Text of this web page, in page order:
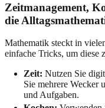
Zeitmanagement,
die
Mathematik steckt in
einfache Tricks, um diese
Zeit: Nutzen Sie
Sie mehrere Wecker
und Aufgaben.